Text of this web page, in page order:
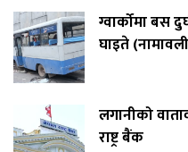
ग्वार्कोमा बस
घाइते
लगानीको
राष्ट्र बैंक